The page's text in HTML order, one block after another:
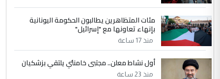
مئات المتظاهرين يطالبون الحكومة اليونانية
بإنهاء تعاونها مع "إسرائيل"
منذ 17 ساعة
أول نشاط معلن.. مجتبى خامنئي يلتقي بزشكيان
منذ 23 ساعة